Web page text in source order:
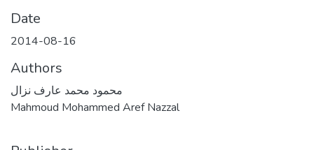
Date
2014-08-16
Authors
محمود محمد عارف نزال
Mahmoud Mohammed Aref Nazzal